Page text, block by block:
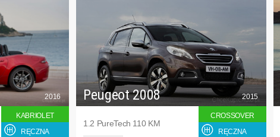
2016
KABRIOLET
RĘCZNA
Peugeot 2008
1.2 PureTech 110 KM
2015
CROSSOVER
RĘCZNA